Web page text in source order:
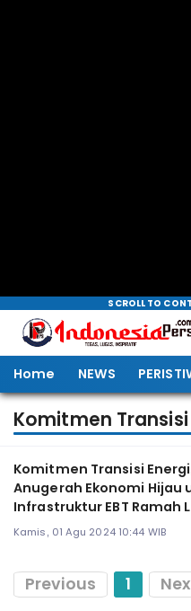
SCROLL TO
Home NEWS
Komitmen Transisi
Komitmen Transisi Energi,
Anugerah Ekonomi Hijau
Infrastruktur EBT Ramah
Kamis, 01 Agu 2024 10:44 WIB
Previous 1